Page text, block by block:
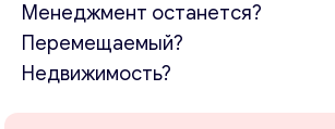
Менеджмент останется?
Перемещаемый?
Недвижимость?